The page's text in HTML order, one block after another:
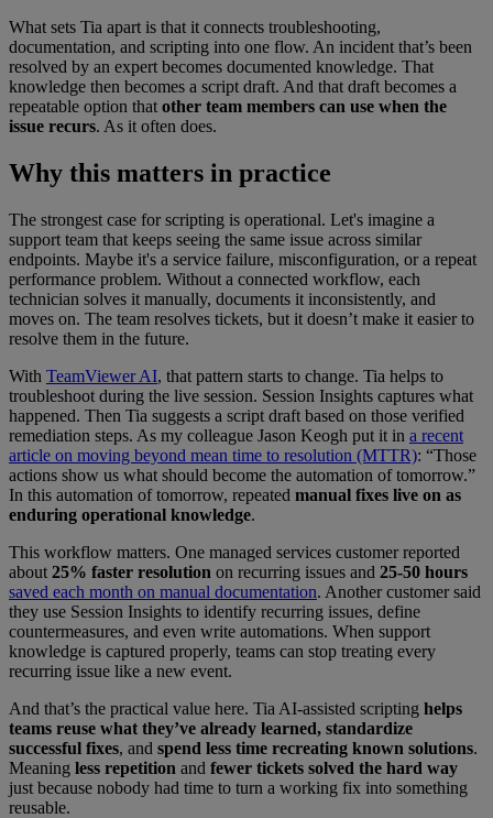
What sets Tia apart is that it connects troubleshooting,
documentation, and scripting into one flow. An incident that’s been
resolved by an expert becomes documented knowledge. That
knowledge then becomes a script draft. And that draft becomes a
repeatable option that other team members can use when the
issue recurs. As it often does.
Why this matters in practice
The strongest case for scripting is operational. Let's imagine a
support team that keeps seeing the same issue across similar
endpoints. Maybe it's a service failure, misconfiguration, or a repeat
performance problem. Without a connected workflow, each
technician solves it manually, documents it inconsistently, and
moves on. The team resolves tickets, but it doesn’t make it easier to
resolve them in the future.
With TeamViewer AI, that pattern starts to change. Tia helps to
troubleshoot during the live session. Session Insights captures what
happened. Then Tia suggests a script draft based on those verified
remediation steps. As my colleague Jason Keogh put it in a recent
article on moving beyond mean time to resolution (MTTR): “Those
actions show us what should become the automation of tomorrow.”
In this automation of tomorrow, repeated manual fixes live on as
enduring operational knowledge.
This workflow matters. One managed services customer reported
about 25% faster resolution on recurring issues and 25-50 hours
saved each month on manual documentation. Another customer said
they use Session Insights to identify recurring issues, define
countermeasures, and even write automations. When support
knowledge is captured properly, teams can stop treating every
recurring issue like a new event.
And that’s the practical value here. Tia AI-assisted scripting helps
teams reuse what they’ve already learned, standardize
successful fixes, and spend less time recreating known solutions.
Meaning less repetition and fewer tickets solved the hard way
just because nobody had time to turn a working fix into something
reusable.